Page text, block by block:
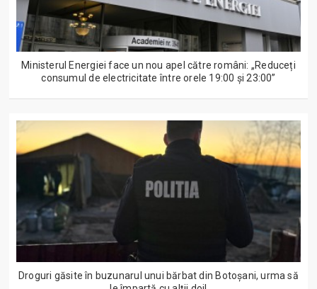
Ministerul Energiei face un nou apel către români: „Reduceți
consumul de electricitate între orele 19:00 și 23:00”
Droguri găsite în buzunarul unui bărbat din Botoșani, urma să